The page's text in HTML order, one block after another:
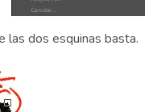
las dos esquinas basta.